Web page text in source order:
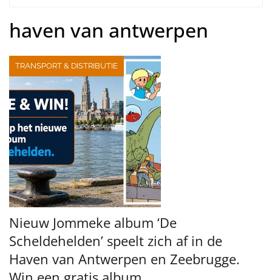
haven van antwerpen
TRANSPORT & DISTRIBUTIE
Nieuw Jommeke album ‘De
Scheldehelden’ speelt zich af in de
Haven van Antwerpen en Zeebrugge.